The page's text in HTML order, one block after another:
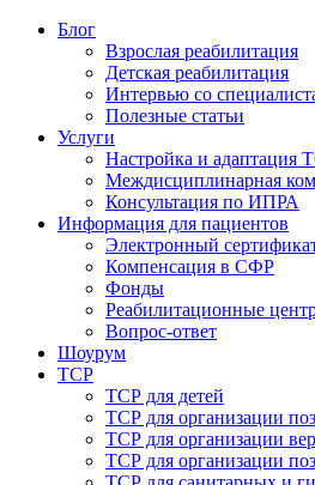
Блог
Взрослая реабилитация
Детская реабилитация
Интервью со
Полезные статьи
Услуги
Настройка и адаптация
Междисциплинарная
Консультация по ИПРА
Информация для пациентов
Электронный
Компенсация в СФР
Фонды
Реабилитационные
Вопрос-ответ
Шоурум
ТСР
ТСР для детей
ТСР для организации
ТСР для организации
ТСР для организации